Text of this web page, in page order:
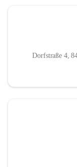
Dorfstraße 4,